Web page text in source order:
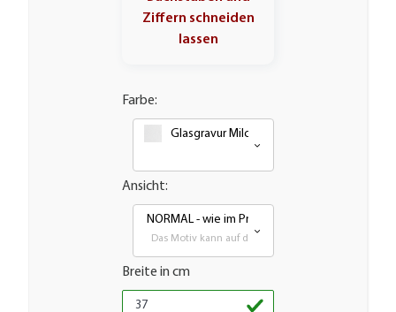
Buchstaben und
Ziffern schneiden
Farbe:
Ansicht:
NORMAL - wie im Produktbild
Das Motiv kann auf den meisten glatten Flächen
Breite in cm